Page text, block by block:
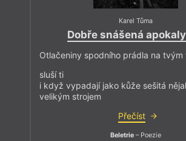
Karel Tůma
Dobře snášená
Otlačeniny spodního prádla na tvým
sluší ti
i když vypadají jako kůže sešitá
velikým strojem
Přečíst
Beletrie – Poezie